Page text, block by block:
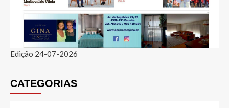
Edição 24-07-2026
CATEGORIAS